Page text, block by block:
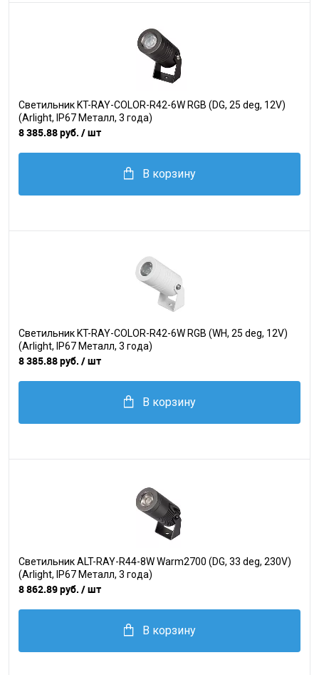
Светильник KT-RAY-COLOR-R42-6W RGB (DG, 25 deg, 12V)
(Arlight, IP67 Металл, 3 года)
8 385.88 руб. / шт
В корзину
Светильник KT-RAY-COLOR-R42-6W RGB (WH, 25 deg, 12V)
(Arlight, IP67 Металл, 3 года)
8 385.88 руб. / шт
В корзину
Светильник ALT-RAY-R44-8W Warm2700 (DG, 33 deg, 230V)
(Arlight, IP67 Металл, 3 года)
8 862.89 руб. / шт
В корзину